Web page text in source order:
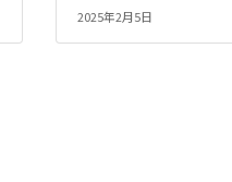
2025年2月5日